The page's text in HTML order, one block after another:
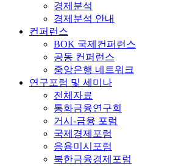
경제분석
경제분석 안내
컨퍼런스
BOK 국제컨퍼런스
공동 컨퍼런스
중앙은행 네트워크
연구포럼 및 세미나
전체자료
통화금융연구회
거시-금융 포럼
국제경제포럼
응용미시포럼
북한금융경제포럼